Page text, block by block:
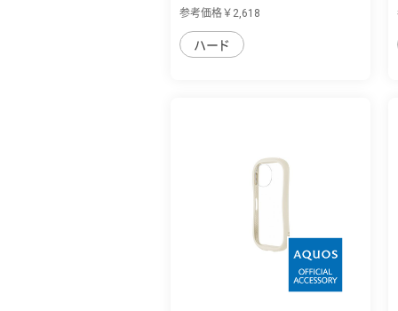
参考価格￥2,618
ハード